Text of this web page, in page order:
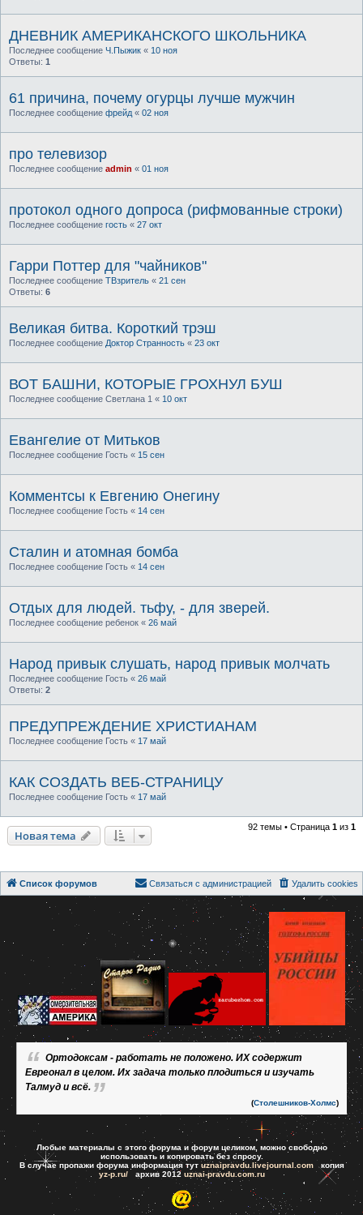
ДНЕВНИК АМЕРИКАНСКОГО ШКОЛЬНИКА
Последнее сообщение Ч.Пыжик « 10 ноя
Ответы: 1
61 причина, почему огурцы лучше мужчин
Последнее сообщение фрейд « 02 ноя
про телевизор
Последнее сообщение admin « 01 ноя
протокол одного допроса (рифмованные строки)
Последнее сообщение гость « 27 окт
Гарри Поттер для "чайников"
Последнее сообщение ТВзритель « 21 сен
Ответы: 6
Великая битва. Короткий трэш
Последнее сообщение Доктор Странность « 23 окт
ВОТ БАШНИ, КОТОРЫЕ ГРОХНУЛ БУШ
Последнее сообщение Светлана 1 « 10 окт
Евангелие от Митьков
Последнее сообщение Гость « 15 сен
Комментсы к Евгению Онегину
Последнее сообщение Гость « 14 сен
Сталин и атомная бомба
Последнее сообщение Гость « 14 сен
Отдых для людей. тьфу, - для зверей.
Последнее сообщение ребенок « 26 май
Народ привык слушать, народ привык молчать
Последнее сообщение Гость « 26 май
Ответы: 2
ПРЕДУПРЕЖДЕНИЕ ХРИСТИАНАМ
Последнее сообщение Гость « 17 май
КАК СОЗДАТЬ ВЕБ-СТРАНИЦУ
Последнее сообщение Гость « 17 май
Новая тема
92 темы • Страница 1 из 1
Список форумов Удалить cookies
Связаться с администрацией
Ортодоксам - работать не положено. ИХ содержит
Евреонал в целом. Их задача только плодиться и изучать
Талмуд и всё.
(Столешников-Холмс)
Любые материалы с этого форума и форум целиком, можно свободно
использовать и копировать без спросу.
В случае пропажи форума информация тут uznaipravdu.livejournal.comкопия
yz-p.ru/архив 2012 uznai-pravdu.com.ru